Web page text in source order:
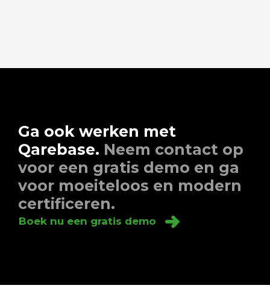
Ga ook werken met
Qarebase. Neem contact op
voor een gratis demo en ga
voor moeiteloos en modern
certificeren.
Boek nu een gratis demo